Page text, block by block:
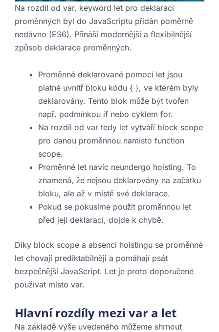
Na rozdíl od var, keyword let pro deklaraci
proměnných byl do JavaScriptu přidán poměrně
nedávno (ES6). Přináší modernější a flexibilnější
způsob deklarace proměnných.
Proměnné deklarované pomocí let jsou
platné uvnitř bloku kódu { }, ve kterém byly
deklarovány. Tento blok může být tvořen
např. podmínkou if nebo cyklem for.
Na rozdíl od var tedy let vytváří block scope
pro danou proměnnou namísto function
scope.
Proměnné let navíc neundergo hoisting. To
znamená, že nejsou deklarovány na začátku
bloku, ale až v místě své deklarace.
Pokud se pokusíme použít proměnnou let
před její deklarací, dojde k chybě.
Díky block scope a absenci hoistingu se proměnné
let chovají prediktabilněji a pomáhají psát
bezpečnější JavaScript. Let je proto doporučené
používat místo var.
Hlavní rozdíly mezi var a let
Na základě výše uvedeného můžeme shrnout